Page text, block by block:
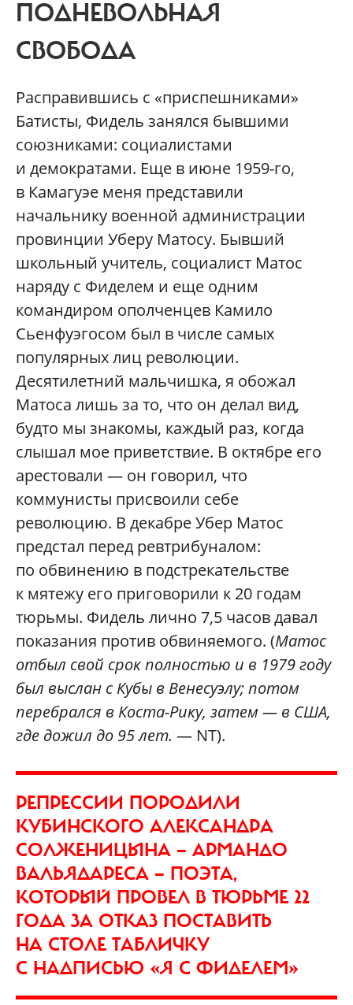
ПОДНЕВОЛЬНАЯ
СВОБОДА
Расправившись с «приспешниками»
Батисты, Фидель занялся бывшими
союзниками: социалистами
и демократами. Еще в июне 1959-го,
в Камагуэе меня представили
начальнику военной администрации
провинции Уберу Матосу. Бывший
школьный учитель, социалист Матос
наряду с Фиделем и еще одним
командиром ополченцев Камило
Сьенфуэгосом был в числе самых
популярных лиц революции.
Десятилетний мальчишка, я обожал
Матоса лишь за то, что он делал вид,
будто мы знакомы, каждый раз, когда
слышал мое приветствие. В октябре его
арестовали — он говорил, что
коммунисты присвоили себе
революцию. В декабре Убер Матос
предстал перед ревтрибуналом:
по обвинению в подстрекательстве
к мятежу его приговорили к 20 годам
тюрьмы. Фидель лично 7,5 часов давал
показания против обвиняемого. (Матос
отбыл свой срок полностью и в 1979 году
был выслан с Кубы в Венесуэлу; потом
перебрался в Коста-Рику, затем — в США,
где дожил до 95 лет. — NT).
РЕПРЕССИИ ПОРОДИЛИ
КУБИНСКОГО АЛЕКСАНДРА
СОЛЖЕНИЦЫНА — АРМАНДО
ВАЛЬЯДАРЕСА — ПОЭТА,
КОТОРЫЙ ПРОВЕЛ В ТЮРЬМЕ 22
ГОДА ЗА ОТКАЗ ПОСТАВИТЬ
НА СТОЛЕ ТАБЛИЧКУ
С НАДПИСЬЮ «Я С ФИДЕЛЕМ»